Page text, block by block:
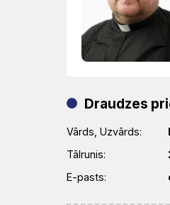
Draudzes
Vārds, Uzvārds:
Tālrunis:
E-pasts: